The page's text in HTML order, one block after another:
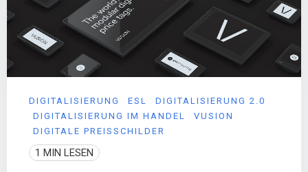
DIGITALISIERUNG ESL
DIGITALISIERUNG 2.0
DIGITALISIERUNG IM HANDEL
VUSION
DIGITALE PREISSCHILDER
1 MIN LESEN